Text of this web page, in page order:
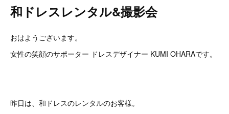
和ドレスレンタル&撮影会
おはようございます。
女性の笑顔のサポーター ドレスデザイナー KUMI OHARAです。
昨日は、和ドレスのレンタルのお客様。